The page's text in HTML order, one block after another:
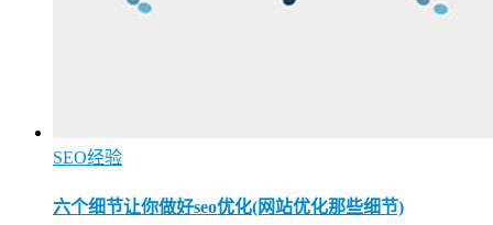
SEO经验
六个细节让你做好seo优化(网站优化那些细节)